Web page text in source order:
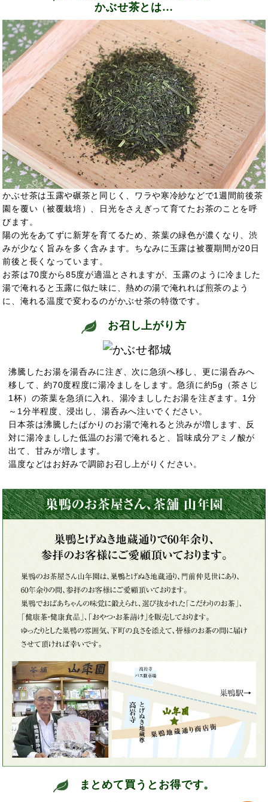
かぶせ茶とは…
かぶせ茶は玉露や碾茶と同じく、ワラや寒冷紗などで1週間前後茶
園を覆い（被覆栽培）、日光をさえぎって育てたお茶のことを呼
びます。
陽の光をあてずに新芽を育てるため、茶葉の緑色が濃くなり、渋
みが少なく旨みを多く含みます。ちなみに玉露は被覆期間が20日
前後と長くなっています。
お茶は70度から85度が適温とされますが、玉露のように冷ました
湯で淹れると玉露に似た味に、熱めの湯で淹れれば煎茶のよう
に、淹れる温度で変わるのがかぶせ茶の特徴です。
お召し上がり方
沸騰したお湯を湯呑みに注ぎ、次に急須へ移し、更に湯呑みへ
移して、約70度程度に湯冷ましをします。急須に約5g（茶さじ
1杯）の茶葉を急須に入れ、湯冷まししたお湯を注ぎます。1分
～1分半程度、浸出し、湯呑みへ注いでください。
日本茶は沸騰したばかりのお湯で淹れると渋みが増します、反
対に湯冷ましした低温のお湯で淹れると、旨味成分アミノ酸が
出て、甘みが増します。
温度などはお好みで調節お召し上がりください。
まとめて買うとお得です。